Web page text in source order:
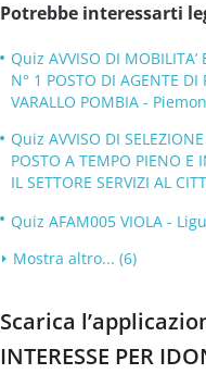
Potrebbe interessarti
Quiz AVVISO DI
N° 1 POSTO DI AGENTE DI
VARALLO POMBIA -
Quiz AVVISO DI
POSTO A TEMPO PIENO E
IL SETTORE SERVIZI AL
Quiz AFAM005 VIOLA -
Mostra altro... (6)
Scarica
INTERESSE PER